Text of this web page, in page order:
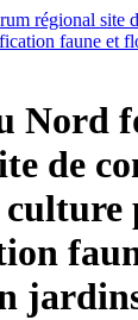
Nord
de